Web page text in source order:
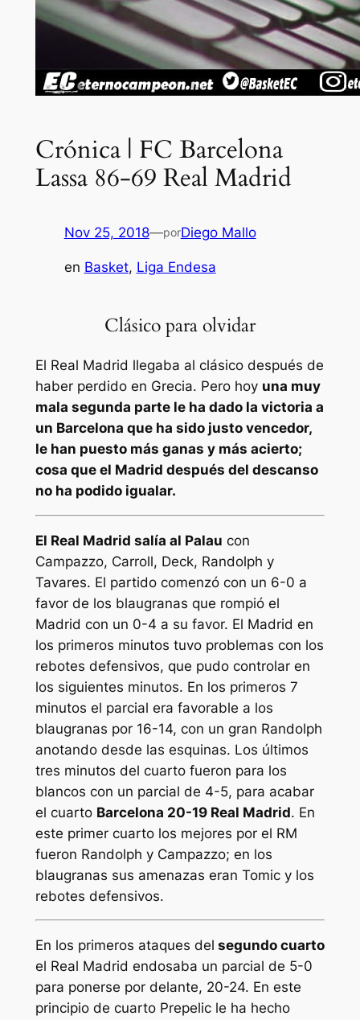
Crónica | FC Barcelona
Lassa 86-69 Real Madrid
Nov 25, 2018—porDiego Mallo
en Basket, Liga Endesa
Clásico para olvidar
El Real Madrid llegaba al clásico después de
haber perdido en Grecia. Pero hoy una muy
mala segunda parte le ha dado la victoria a
un Barcelona que ha sido justo vencedor,
le han puesto más ganas y más acierto;
cosa que el Madrid después del descanso
no ha podido igualar.
El Real Madrid salía al Palau con
Campazzo, Carroll, Deck, Randolph y
Tavares. El partido comenzó con un 6-0 a
favor de los blaugranas que rompió el
Madrid con un 0-4 a su favor. El Madrid en
los primeros minutos tuvo problemas con los
rebotes defensivos, que pudo controlar en
los siguientes minutos. En los primeros 7
minutos el parcial era favorable a los
blaugranas por 16-14, con un gran Randolph
anotando desde las esquinas. Los últimos
tres minutos del cuarto fueron para los
blancos con un parcial de 4-5, para acabar
el cuarto Barcelona 20-19 Real Madrid. En
este primer cuarto los mejores por el RM
fueron Randolph y Campazzo; en los
blaugranas sus amenazas eran Tomic y los
rebotes defensivos.
En los primeros ataques del segundo cuarto
el Real Madrid endosaba un parcial de 5-0
para ponerse por delante, 20-24. En este
principio de cuarto Prepelic le ha hecho